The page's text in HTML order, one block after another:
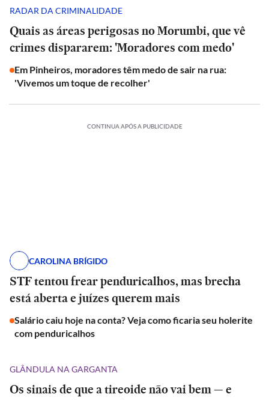
RADAR DA CRIMINALIDADE
Quais as áreas perigosas no Morumbi, que vê
crimes dispararem: 'Moradores com medo'
Em Pinheiros, moradores têm medo de sair na rua:
'Vivemos um toque de recolher'
CONTINUA APÓS A PUBLICIDADE
CAROLINA BRÍGIDO
STF tentou frear penduricalhos, mas brecha
está aberta e juízes querem mais
Salário caiu hoje na conta? Veja como ficaria seu holerite
com penduricalhos
GLÂNDULA NA GARGANTA
Os sinais de que a tireoide não vai bem — e